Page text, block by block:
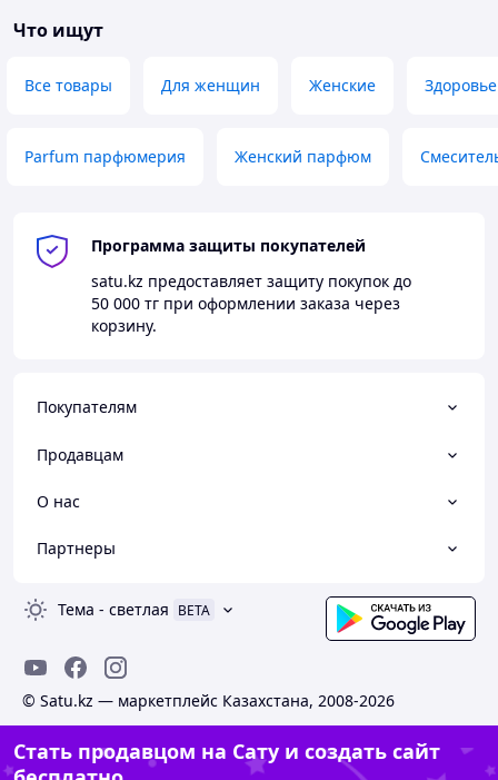
Что ищут
Все товары Для женщин Женские Здоровье
Parfum парфюмерия Женский парфюм
Программа защиты покупателей
satu.kz предоставляет защиту покупок до
50 000 тг при оформлении заказа через
корзину.
Покупателям
Продавцам
О нас
Партнеры
Тема - светлая BETA
© Satu.kz — маркетплейс Казахстана, 2008-2026
Стать продавцом на Сату и создать сайт